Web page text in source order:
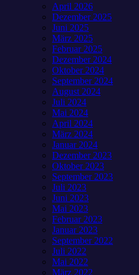
April 2026
Dezember 2025
Juni 2025
März 2025
Februar 2025
Dezember 2024
Oktober 2024
September 2024
August 2024
Juli 2024
Mai 2024
April 2024
März 2024
Januar 2024
Dezember 2023
Oktober 2023
September 2023
Juli 2023
Juni 2023
Mai 2023
Februar 2023
Januar 2023
September 2022
Juli 2022
Mai 2022
März 2022